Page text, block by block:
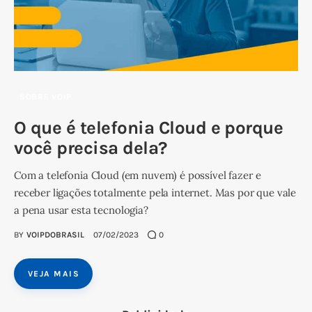
O que é telefonia Cloud e porque
você precisa dela?
Com a telefonia Cloud (em nuvem) é possível fazer e
receber ligações totalmente pela internet. Mas por que vale
a pena usar esta tecnologia?
BY VOIPDOBRASIL 07/02/2023 0
VEJA MAIS